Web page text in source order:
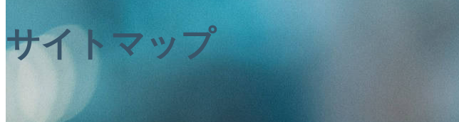
サイトマップ